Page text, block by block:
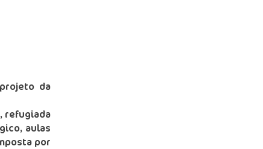
da
refugiada
aulas
por